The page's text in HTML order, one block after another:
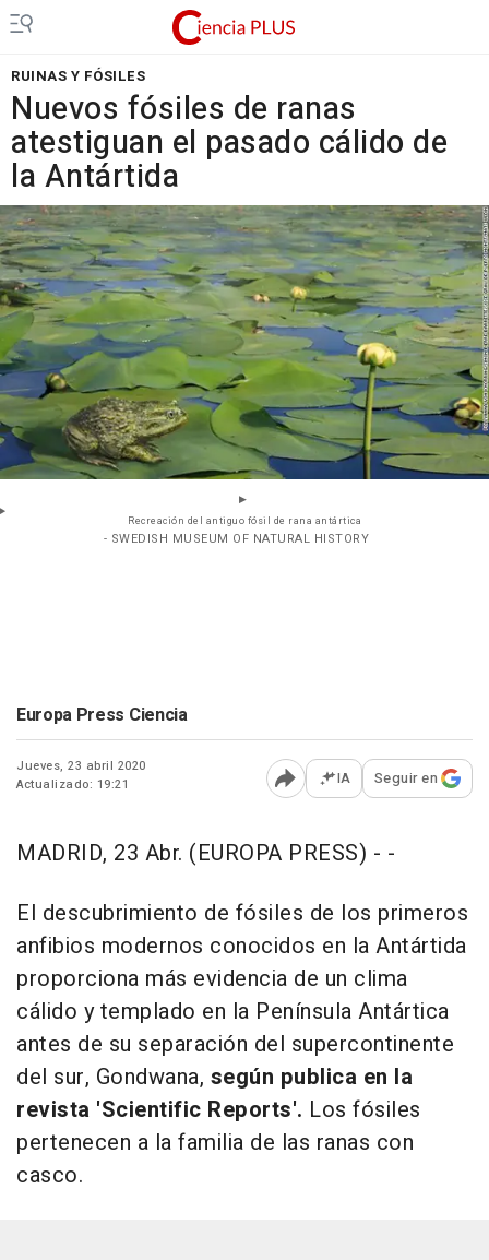
RUINAS Y FÓSILES
Nuevos fósiles de ranas
atestiguan el pasado cálido de
la Antártida
Recreación del antiguo fósil de rana antártica
- SWEDISH MUSEUM OF NATURAL HISTORY
Europa Press Ciencia
Jueves, 23 abril 2020
Actualizado: 19:21
Abrir opciones para
IA Seguir en
MADRID, 23 Abr. (EUROPA PRESS) - -
El descubrimiento de fósiles de los primeros
anfibios modernos conocidos en la Antártida
proporciona más evidencia de un clima
cálido y templado en la Península Antártica
antes de su separación del supercontinente
del sur, Gondwana, según publica en la
revista 'Scientific Reports'. Los fósiles
pertenecen a la familia de las ranas con
casco.